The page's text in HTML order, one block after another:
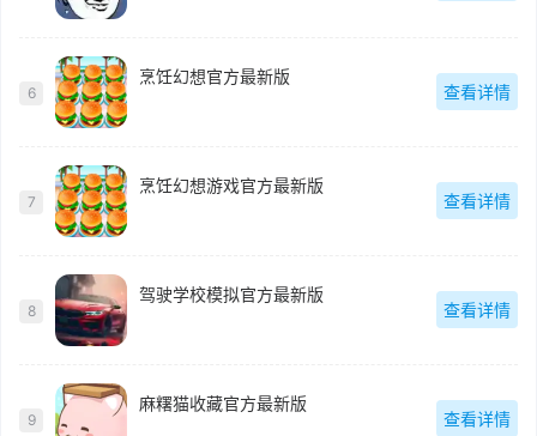
6
烹饪幻想官方最新版
查看详情
7
烹饪幻想游戏官方最新版
查看详情
8
驾驶学校模拟官方最新版
查看详情
9
麻糬猫收藏官方最新版
查看详情